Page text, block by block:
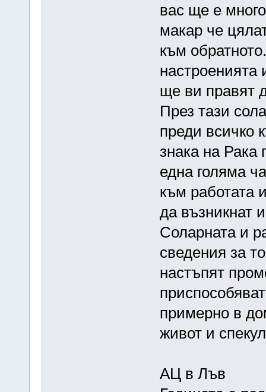
вас ще е
макар че
към
ще ви правят
През тази
преди всичко
знака на
една голяма
към работата
да възникнат
Соларната и
сведения за
настъпят
примерно в
живот и
АЦ в Лъв